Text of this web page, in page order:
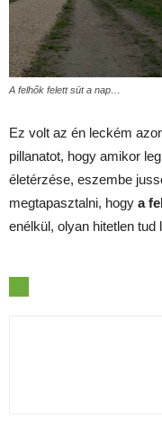
A felhők felett süt a nap…
Ez volt az én leckém
pillanatot, hogy amikor
életérzése, eszembe
megtapasztalni, hogy a
enélkül, olyan hitetlen tud